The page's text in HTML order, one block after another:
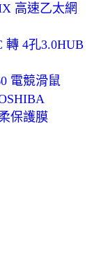
高速乙太網
轉 4孔3.0HUB
電競滑鼠
保護膜